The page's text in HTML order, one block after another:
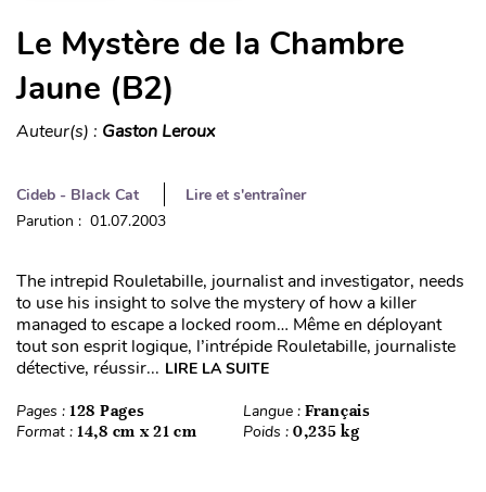
Le Mystère de la Chambre
Jaune (B2)
Auteur(s) : Gaston Leroux
Cideb - Black Cat
Lire et s'entraîner
Parution : 01.07.2003
The intrepid Rouletabille, journalist and investigator, needs
to use his insight to solve the mystery of how a killer
managed to escape a locked room… Même en déployant
tout son esprit logique, l’intrépide Rouletabille, journaliste
détective, réussir... LIRE LA SUITE
Pages : 128 Pages Langue : Français
Format : 14,8 cm x 21 cm Poids : 0,235 kg